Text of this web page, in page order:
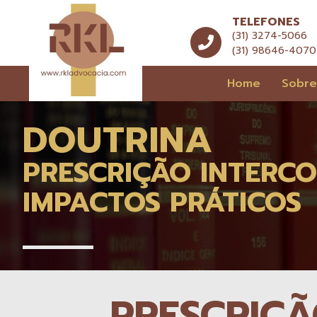
TELEFONES
(31) 3274-5066
(31) 98646-4070
Home Sobre
DOUTRINA
PRESCRIÇÃO
IMPACTOS PRÁTICOS